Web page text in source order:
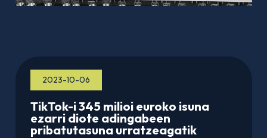
2023-10-06
TikTok-i 345 milioi euroko isuna
ezarri diote adingabeen
pribatutasuna urratzeagatik